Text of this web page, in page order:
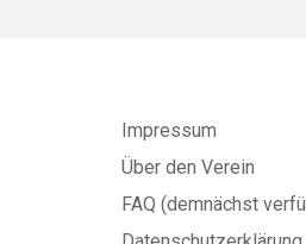
Impressum
Über den Verein
FAQ (demnächst